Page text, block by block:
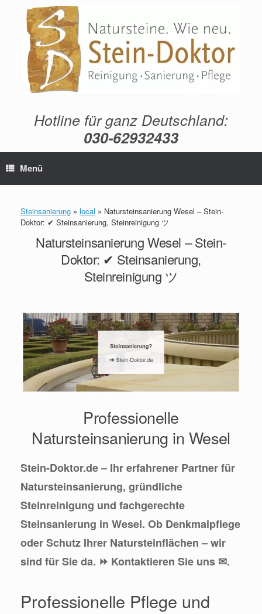
springen
Hotline für ganz Deutschland:
030-62932433
Menü
Steinsanierung » local » Natursteinsanierung Wesel – Stein-
Doktor: ✔ Steinsanierung, Steinreinigung ツ
Natursteinsanierung Wesel – Stein-
Doktor: ✔ Steinsanierung,
Steinreinigung ツ
Professionelle
Natursteinsanierung in Wesel
Stein-Doktor.de – Ihr erfahrener Partner für
Natursteinsanierung, gründliche
Steinreinigung und fachgerechte
Steinsanierung in Wesel. Ob Denkmalpflege
oder Schutz Ihrer Natursteinflächen – wir
sind für Sie da. ⏩ Kontaktieren Sie uns ✉.
Professionelle Pflege und